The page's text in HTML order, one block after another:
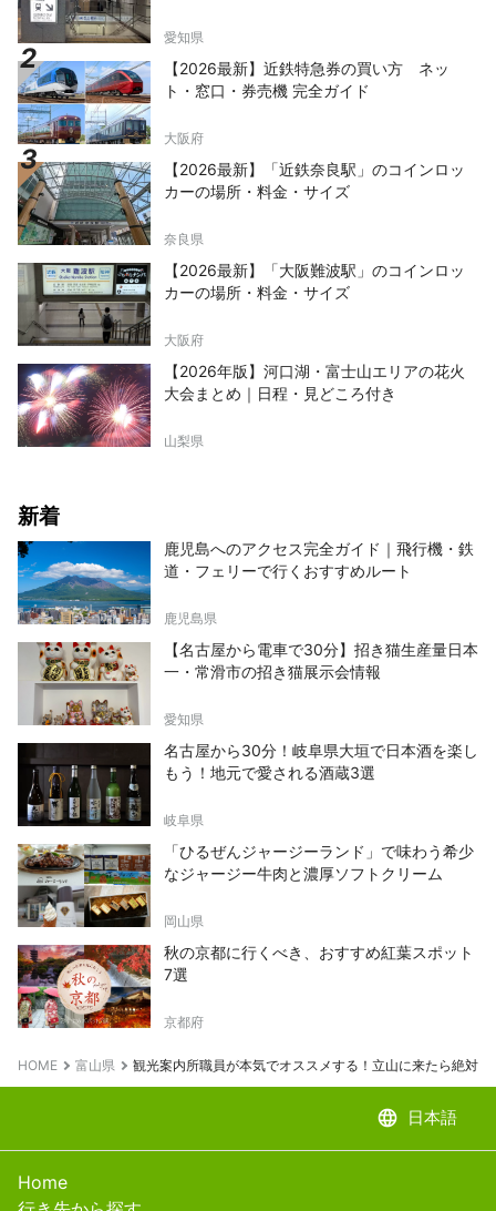
愛知県
【2026最新】近鉄特急券の買い方 ネッ
ト・窓口・券売機 完全ガイド
大阪府
【2026最新】「近鉄奈良駅」のコインロッ
カーの場所・料金・サイズ
奈良県
【2026最新】「大阪難波駅」のコインロッ
カーの場所・料金・サイズ
大阪府
【2026年版】河口湖・富士山エリアの花火
大会まとめ｜日程・見どころ付き
山梨県
新着
鹿児島へのアクセス完全ガイド｜飛行機・鉄
道・フェリーで行くおすすめルート
鹿児島県
【名古屋から電車で30分】招き猫生産量日本
一・常滑市の招き猫展示会情報
愛知県
名古屋から30分！岐阜県大垣で日本酒を楽し
もう！地元で愛される酒蔵3選
岐阜県
「ひるぜんジャージーランド」で味わう希少
なジャージー牛肉と濃厚ソフトクリーム
岡山県
秋の京都に行くべき、おすすめ紅葉スポット
7選
京都府
HOME 富山県 観光案内所職員が本気でオススメする！立山に来たら絶対
language 日本語
Home